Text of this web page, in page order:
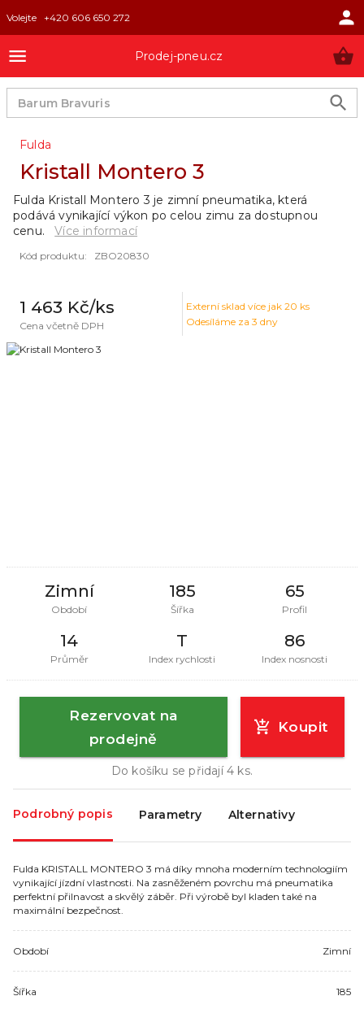
Volejte +420 606 650 272
Prodej-pneu.cz
Fulda
Kristall Montero 3
Kód produktu: ZBO20830
1 463 Kč/ks
Cena včetně DPH
Externí sklad více jak 20 ks
Odesíláme za 3 dny
Zimní
Období
185
Šířka
65
Profil
14
Průměr
T
Index rychlosti
86
Index nosnosti
Fulda Kristall Montero 3 je zimní pneumatika, která
podává vynikající výkon po celou zimu za dostupnou
cenu.
Více informací
Rezervovat na
prodejně
Koupit
Do košíku se přidají4 ks.
Podrobný popis Parametry Alternativy
Fulda KRISTALL MONTERO 3 má díky mnoha moderním technologiím
vynikající jízdní vlastnosti. Na zasněženém povrchu má pneumatika
perfektní přilnavost a skvělý záběr. Při výrobě byl kladen také na
maximální bezpečnost.
Období Zimní
Šířka 185